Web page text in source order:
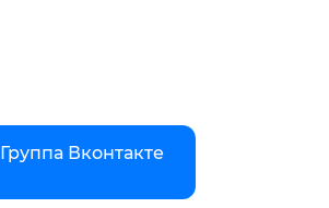
Группа Вконтакте